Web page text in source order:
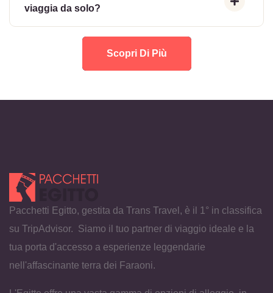
viaggia da solo?
Scopri Di Più
Pacchetti Egitto, gestita da Trans Travel, è il 1° in classifica
su TripAdvisor. Siamo il tuo partner di viaggio ideale e la
tua porta d'accesso a esperienze leggendarie
nell'affascinante terra dei Faraoni.